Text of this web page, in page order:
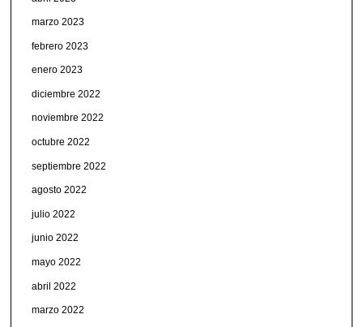
marzo 2023
febrero 2023
enero 2023
diciembre 2022
noviembre 2022
octubre 2022
septiembre 2022
agosto 2022
julio 2022
junio 2022
mayo 2022
abril 2022
marzo 2022